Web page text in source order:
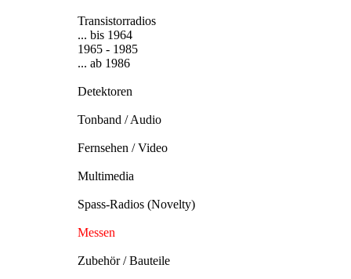
Transistorradios
... bis 1964
1965 - 1985
... ab 1986
Detektoren
Tonband / Audio
Fernsehen / Video
Multimedia
Spass-Radios (Novelty)
Messen
Zubehör / Bauteile